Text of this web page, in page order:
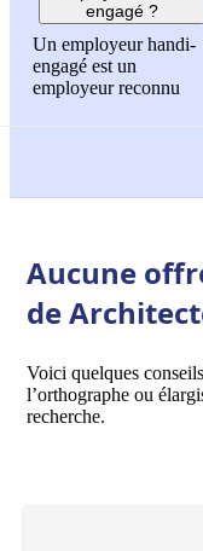
engagé ?
Un employeur handi-
engagé est un
employeur reconnu
Aucune
de
Voici quelques
l’orthographe ou
recherche.